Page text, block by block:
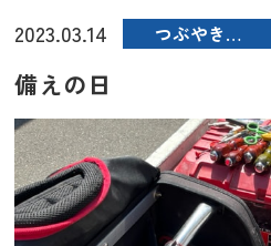
2023.03.14 つぶやき…
備えの日